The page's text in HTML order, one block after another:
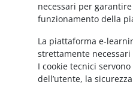
necessari per
funzionamento della
La piattaforma e-
strettamente
I cookie tecnici
dell’utente, la